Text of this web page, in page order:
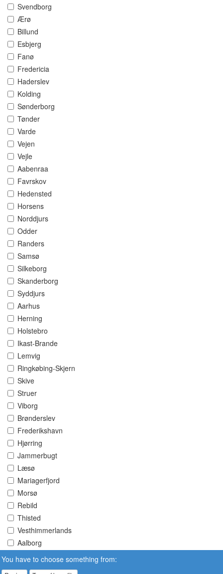
Svendborg
Ærø
Billund
Esbjerg
Fanø
Fredericia
Haderslev
Kolding
Sønderborg
Tønder
Varde
Vejen
Vejle
Aabenraa
Favrskov
Hedensted
Horsens
Norddjurs
Odder
Randers
Samsø
Silkeborg
Skanderborg
Syddjurs
Aarhus
Herning
Holstebro
Ikast-Brande
Lemvig
Ringkøbing-Skjern
Skive
Struer
Viborg
Brønderslev
Frederikshavn
Hjørring
Jammerbugt
Læsø
Mariagerfjord
Morsø
Rebild
Thisted
Vesthimmerlands
Aalborg
You have to choose something from: